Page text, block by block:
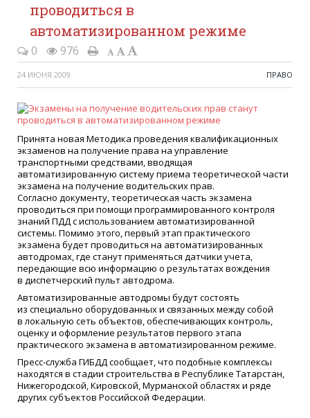
проводиться в
автоматизированном режиме
0 976
24 ИЮНЯ 2009 ПРАВО
Принята новая Методика проведения квалификационных
экзаменов на получение права на управление
транспортными средствами, вводящая
автоматизированную систему приема теоретической части
экзамена на получение водительских прав.
Согласно документу, теоретическая часть экзамена
проводиться при помощи программированного контроля
знаний ПДД с использованием автоматизированной
системы. Помимо этого, первый этап практического
экзамена будет проводиться на автоматизированных
автодромах, где станут применяться датчики учета,
передающие всю информацию о результатах вождения
в диспетчерский пульт автодрома.
Автоматизированные автодромы будут состоять
из специально оборудованных и связанных между собой
в локальную сеть объектов, обеспечивающих контроль,
оценку и оформление результатов первого этапа
практического экзамена в автоматизированном режиме.
Пресс-служба ГИБДД сообщает, что подобные комплексы
находятся в стадии строительства в Республике Татарстан,
Нижегородской, Кировской, Мурманской областях и ряде
других субъектов Российской Федерации.